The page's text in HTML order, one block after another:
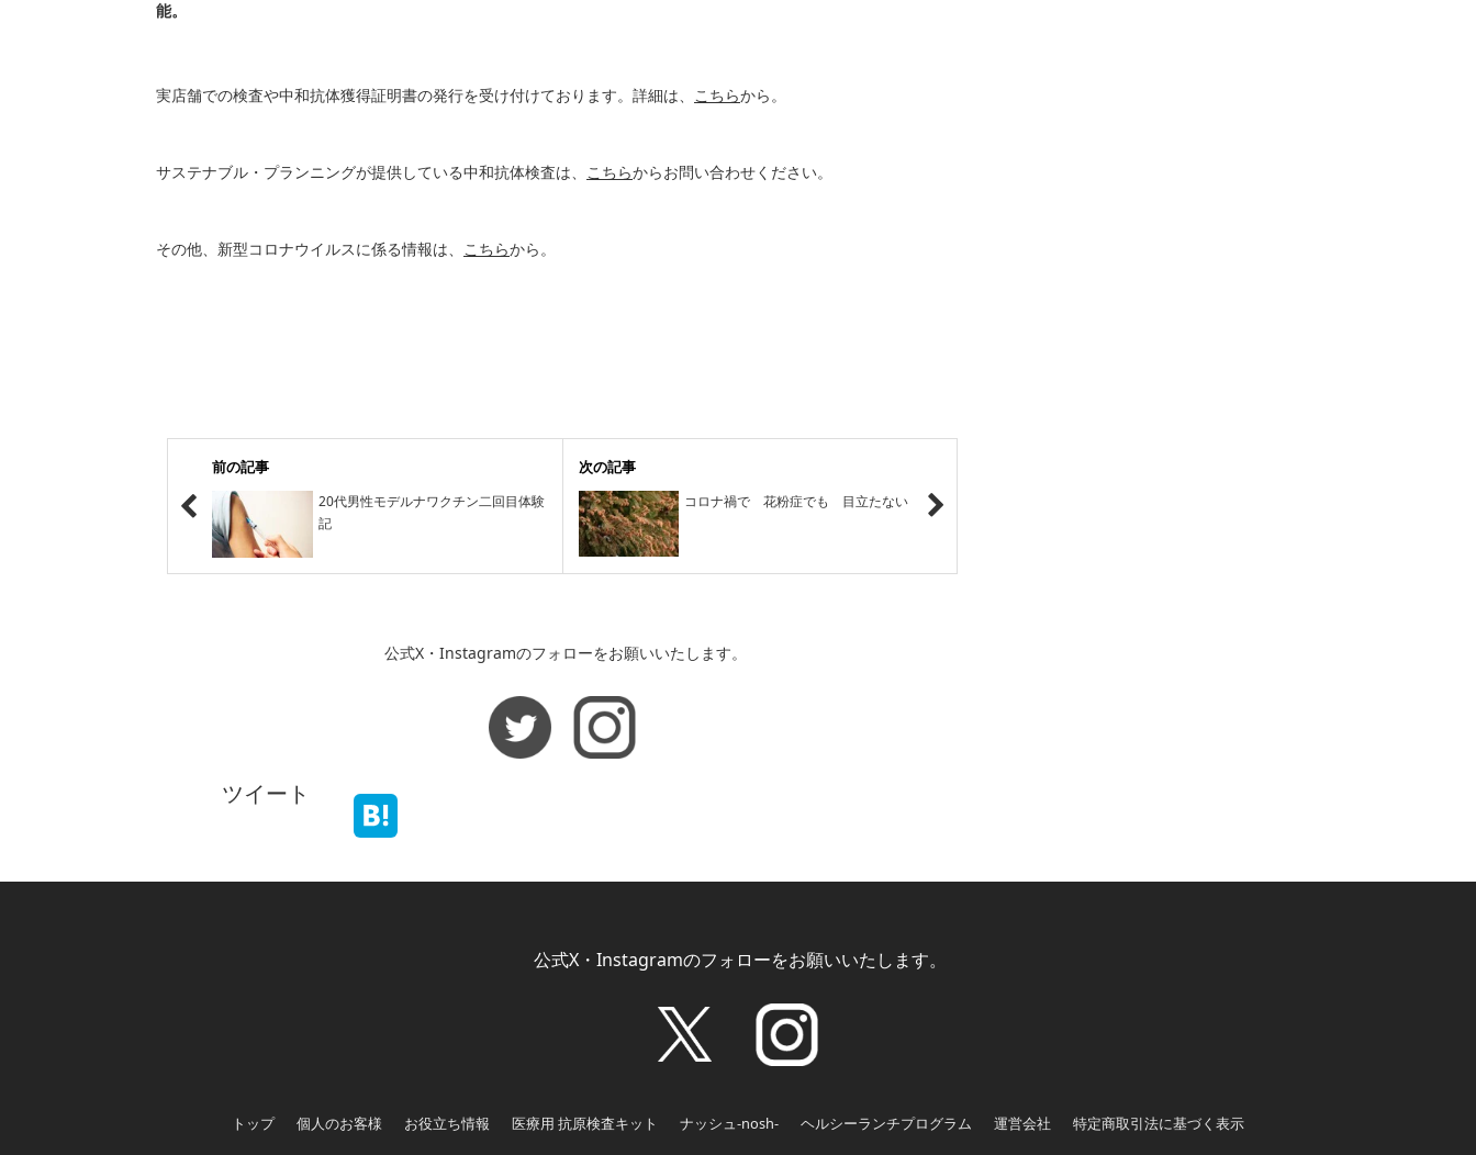
能。
実店舗での検査や中和抗体獲得証明書の発行を受け付けております。詳細は、 こちらから。
サステナブル・プランニングが提供している中和抗体検査は、 こちらからお問い合わせください。
その他、新型コロナウイルスに係る情報は、 こちらから。
前の記事
20代男性モデルナワクチン二回目体験
記
次の記事
コロナ禍で 花粉症でも 目立たない
公式X・Instagramのフォローをお願いいたします。
ツイート
公式X・Instagramのフォローをお願いいたします。
トップ 個人のお客様 お役立ち情報 医療用 抗原検査キット ナッシュ-nosh- ヘルシーランチプログラム 運営会社
特定商取引法に基づく表示